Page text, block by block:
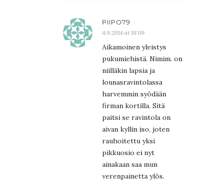
PIIPO79
4.9.2014 at 18:09
Aikamoinen yleistys
pukumiehistä. Nimim. on
niilläkin lapsia ja
lounasravintolassa
harvemmin syödään
firman kortilla. Sitä
paitsi se ravintola on
aivan kyllin iso, joten
rauhoitettu yksi
pikkuosio ei nyt
ainakaan saa mun
verenpainetta ylös.